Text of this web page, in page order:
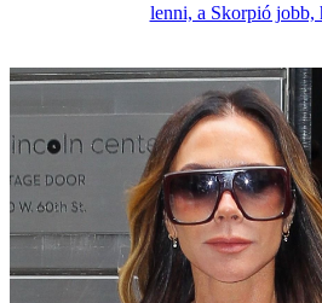
lenni, a Skorpió jobb,